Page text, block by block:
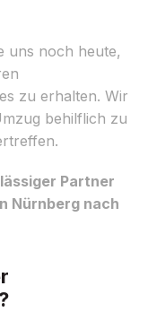
uns noch heute,
zu erhalten. Wir
behilflich zu
Partner
Nürnberg nach